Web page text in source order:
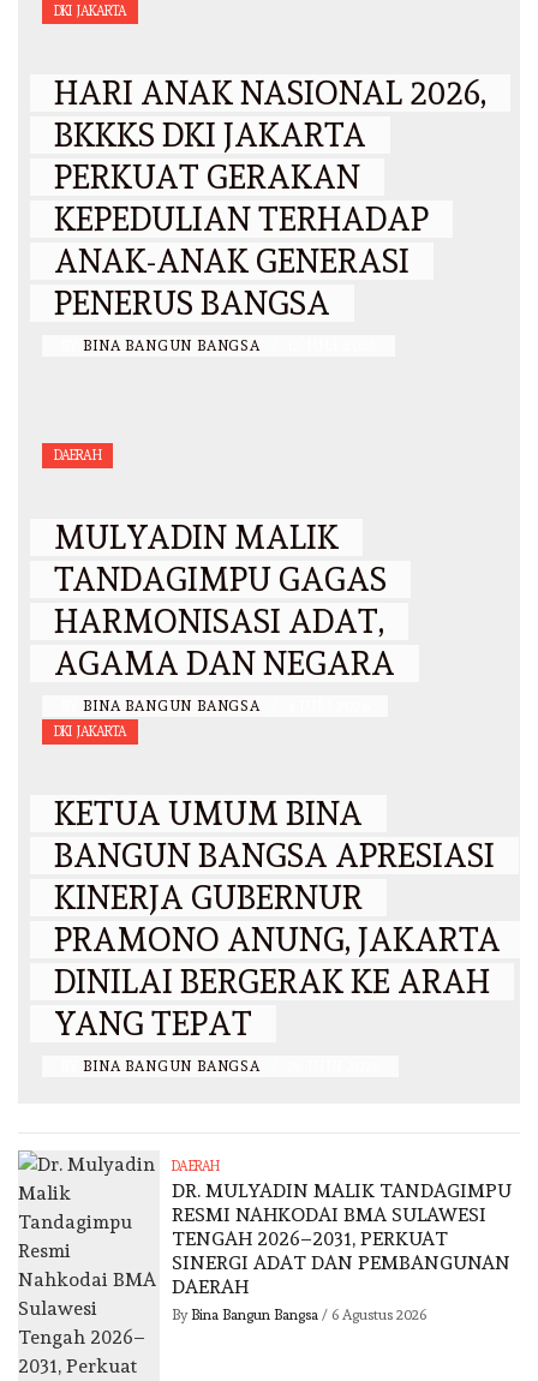
DKI JAKARTA
HARI ANAK NASIONAL 2026,
BKKKS DKI JAKARTA
PERKUAT GERAKAN
KEPEDULIAN TERHADAP
ANAK-ANAK GENERASI
PENERUS BANGSA
BINA BANGUN BANGSA
DAERAH
MULYADIN MALIK
TANDAGIMPU GAGAS
HARMONISASI ADAT,
AGAMA DAN NEGARA
BINA BANGUN BANGSA
DKI JAKARTA
KETUA UMUM BINA
BANGUN BANGSA APRESIASI
KINERJA GUBERNUR
PRAMONO ANUNG, JAKARTA
DINILAI BERGERAK KE ARAH
YANG TEPAT
BINA BANGUN BANGSA
DAERAH
DR. MULYADIN MALIK TANDAGIMPU
RESMI NAHKODAI BMA SULAWESI
TENGAH 2026–2031, PERKUAT
SINERGI ADAT DAN PEMBANGUNAN
DAERAH
By Bina Bangun Bangsa/ 6 Agustus 2026